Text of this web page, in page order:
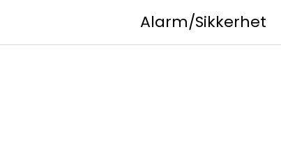
Instagram YouTube
Alarm/Sikkerhet